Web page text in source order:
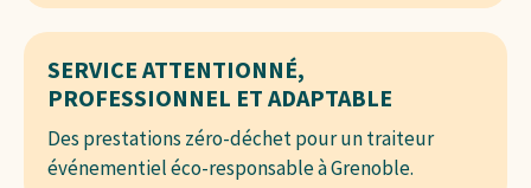
SERVICE ATTENTIONNÉ,
PROFESSIONNEL ET ADAPTABLE
Des prestations zéro-déchet pour un traiteur
événementiel éco-responsable à Grenoble.